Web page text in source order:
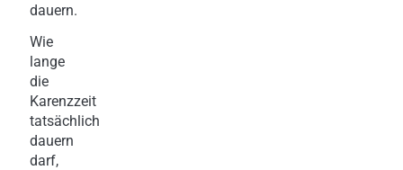
dauern.
Wie
lange
die
Karenzzeit
tatsächlich
dauern
darf,